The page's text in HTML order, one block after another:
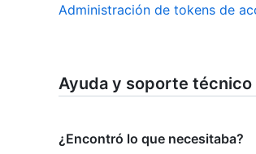
Administración de tokens de
Ayuda y soporte técnico
¿Encontró lo que necesitaba?